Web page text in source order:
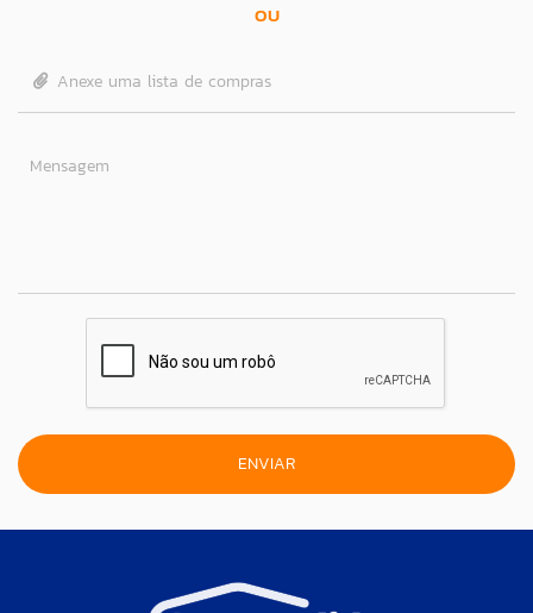
OU
Anexe uma lista de compras
Mensagem